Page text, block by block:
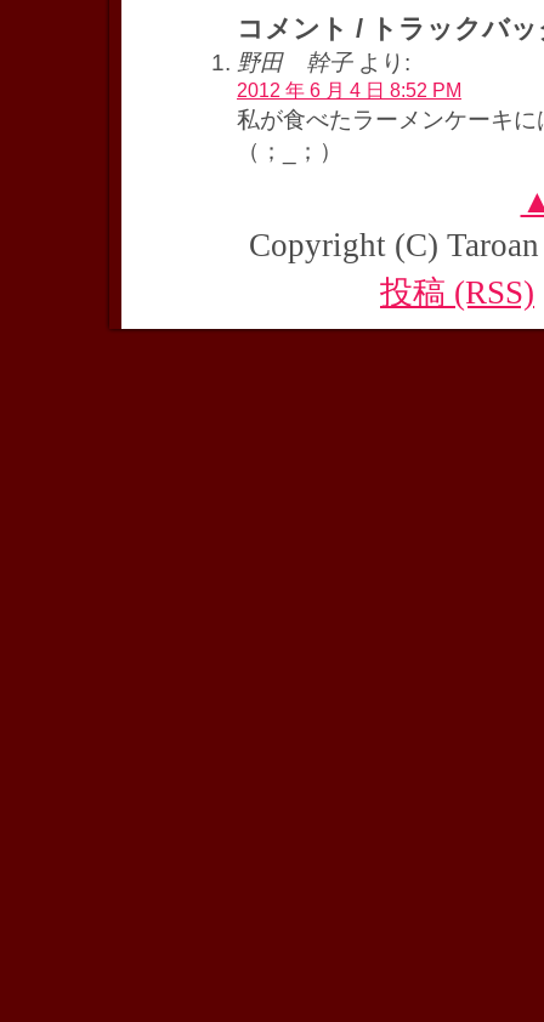
コメント / トラックバッ
野田 幹子より:
2012 年 6 月 4 日 8:52 PM
私が食べたラーメンケーキ
（；_；）
Copyright (C)
投稿 (RSS)